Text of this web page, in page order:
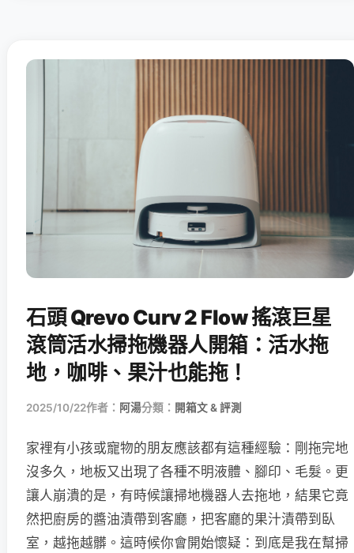
石頭 Qrevo Curv 2 Flow 搖滾巨星
滾筒活水掃拖機器人開箱：活水拖
地，咖啡、果汁也能拖！
2025/10/22作者： 阿湯分類： 開箱文 & 評測
家裡有小孩或寵物的朋友應該都有這種經驗：剛拖完地
沒多久，地板又出現了各種不明液體、腳印、毛髮。更
讓人崩潰的是，有時候讓掃地機器人去拖地，結果它竟
然把廚房的醬油漬帶到客廳，把客廳的果汁漬帶到臥
室，越拖越髒。這時候你會開始懷疑：到底是我在幫掃